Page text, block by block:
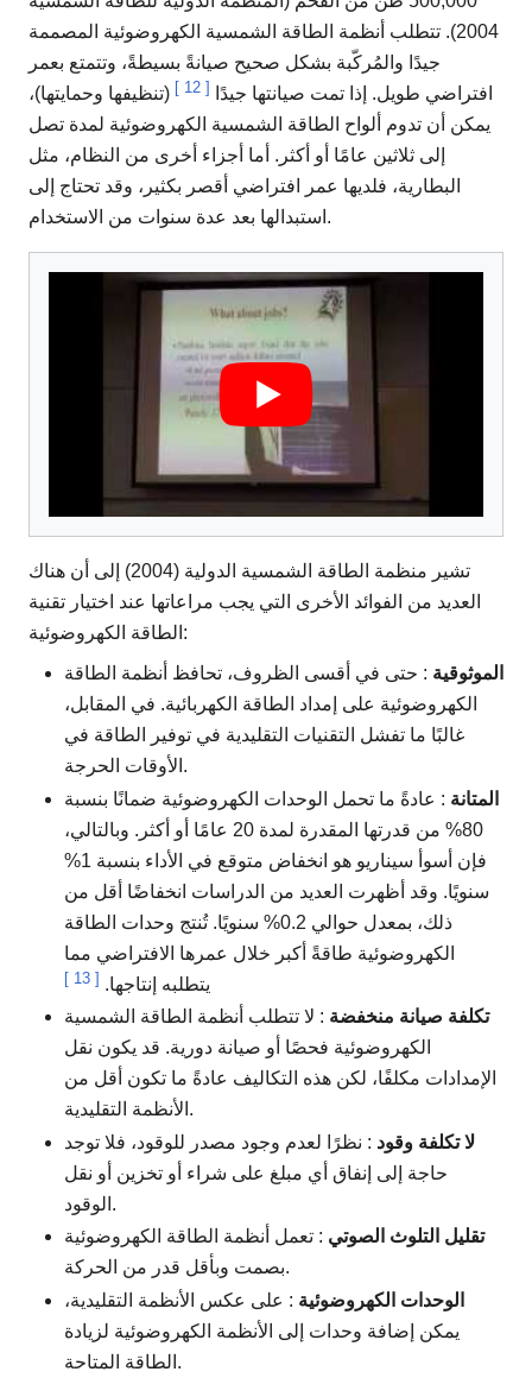
2004). تتطلب أنظمة الطاقة الشمسية الكهروضوئية المصممة
جيدًا والمُركّبة بشكل صحيح صيانةً بسيطةً، وتتمتع بعمر
افتراضي طويل. إذا تمت صيانتها جيدًا
[
] (تنظيفها وحمايتها)،
يمكن أن تدوم ألواح الطاقة الشمسية الكهروضوئية لمدة تصل
إلى ثلاثين عامًا أو أكثر. أما أجزاء أخرى من النظام، مثل
البطارية، فلديها عمر افتراضي أقصر بكثير، وقد تحتاج إلى
استبدالها بعد عدة سنوات من الاستخدام.
تشير منظمة الطاقة الشمسية الدولية (2004) إلى أن هناك
العديد من الفوائد الأخرى التي يجب مراعاتها عند اختيار تقنية
الطاقة الكهروضوئية:
الموثوقية : حتى في أقسى الظروف، تحافظ أنظمة الطاقة
الكهروضوئية على إمداد الطاقة الكهربائية. في المقابل،
غالبًا ما تفشل التقنيات التقليدية في توفير الطاقة في
الأوقات الحرجة.
المتانة : عادةً ما تحمل الوحدات الكهروضوئية ضمانًا بنسبة
80% من قدرتها المقدرة لمدة 20 عامًا أو أكثر. وبالتالي،
فإن أسوأ سيناريو هو انخفاض متوقع في الأداء بنسبة 1%
سنويًا. وقد أظهرت العديد من الدراسات انخفاضًا أقل من
ذلك، بمعدل حوالي 0.2% سنويًا. تُنتج وحدات الطاقة
الكهروضوئية طاقةً أكبر خلال عمرها الافتراضي مما
يتطلبه إنتاجها. [
]
تكلفة صيانة منخفضة : لا تتطلب أنظمة الطاقة الشمسية
الكهروضوئية فحصًا أو صيانة دورية. قد يكون نقل
الإمدادات مكلفًا، لكن هذه التكاليف عادةً ما تكون أقل من
الأنظمة التقليدية.
لا تكلفة وقود : نظرًا لعدم وجود مصدر للوقود، فلا توجد
حاجة إلى إنفاق أي مبلغ على شراء أو تخزين أو نقل
الوقود.
تقليل التلوث الصوتي : تعمل أنظمة الطاقة الكهروضوئية
بصمت وبأقل قدر من الحركة.
الوحدات الكهروضوئية : على عكس الأنظمة التقليدية،
يمكن إضافة وحدات إلى الأنظمة الكهروضوئية لزيادة
الطاقة المتاحة.